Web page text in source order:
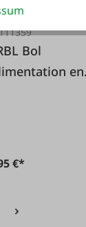
Bol
en
€*